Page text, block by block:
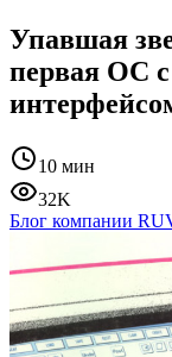
Упавшая
первая ОС
10 мин
32K
Блог компании